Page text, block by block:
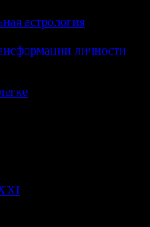
астрология
личности